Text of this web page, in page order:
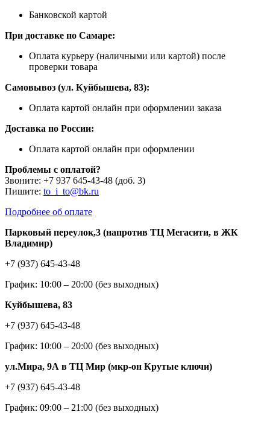
Банковской картой
При доставке по Самаре:
Оплата курьеру (наличными или картой) после
проверки товара
Самовывоз (ул. Куйбышева, 83):
Оплата картой онлайн при оформлении заказа
Доставка по России:
Оплата картой онлайн при оформлении
Проблемы с оплатой?
Звоните: +7 937 645-43-48 (доб. 3)
Пишите: to_i_to@bk.ru
Подробнее об оплате
Парковый переулок,3 (напротив ТЦ Мегасити, в ЖК
Владимир)
+7 (937) 645-43-48
График: 10:00 – 20:00 (без выходных)
Куйбышева, 83
+7 (937) 645-43-48
График: 10:00 – 20:00 (без выходных)
ул.Мира, 9А в ТЦ Мир (мкр-он Крутые ключи)
+7 (937) 645-43-48
График: 09:00 – 21:00 (без выходных)